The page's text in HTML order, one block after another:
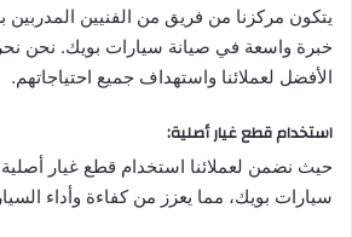
يتكون مركزنا من فريق من الفنيين
خبرة واسعة في صيانة سيارات بويك. نحن
الأفضل لعملائنا واستهداف جميع احتياجاتهم.
استخدام قطع غيار أصلية:
حيث نضمن لعملائنا استخدام قطع غيار
سيارات بويك، مما يعزز من كفاءة وأداء